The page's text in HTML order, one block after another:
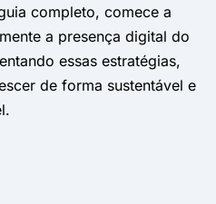
completo, comece a
a presença digital do
essas estratégias,
de forma sustentável e